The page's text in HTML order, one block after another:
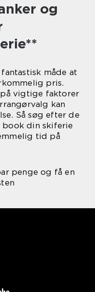
og
måde at
pris.
vigtige faktorer
kan
Så søg efter de
din skiferie
tid på
penge og få en